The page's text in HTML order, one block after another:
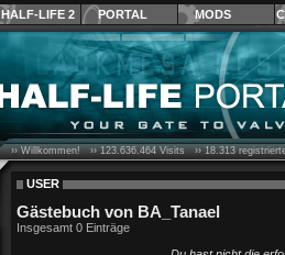
HALF-LIFE 2 PORTAL MODS
›› Willkommen! ››123.636.464Visits ››18.313
USER
Gästebuch von BA_Tanael
Insgesamt 0 Einträge